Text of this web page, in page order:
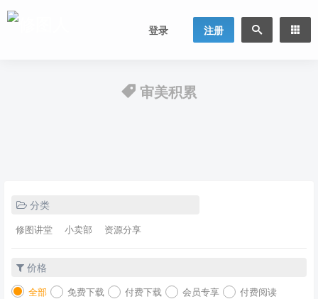
登录 注册
审美积累
分类
修图讲堂 小卖部 资源分享
价格
全部 免费下载 付费下载 会员专享
付费阅读